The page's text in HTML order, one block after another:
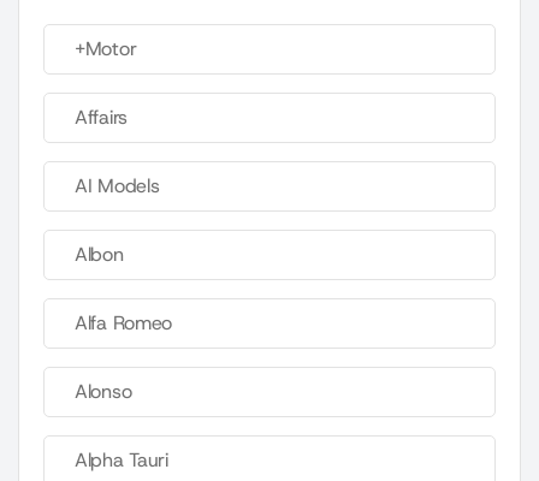
+Motor
Affairs
AI Models
Albon
Alfa Romeo
Alonso
Alpha Tauri